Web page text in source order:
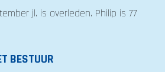
jl. is overleden. Philip is 77
BESTUUR